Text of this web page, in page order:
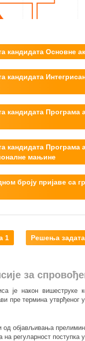
кандидата Основне
кандидата
кандидата
кандидата
мањине
броју пријаве са
1 Решења
за
је након вишеструке
пре термина утврђеног
од објављивања
регуларност поступка